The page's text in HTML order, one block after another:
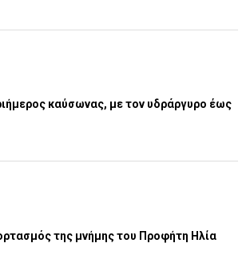
καύσωνας, με τον υδράργυρο έως
της μνήμης του Προφήτη Ηλία